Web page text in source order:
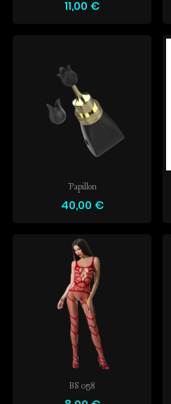
11,00 €
Papillon
40,00 €
BS 058